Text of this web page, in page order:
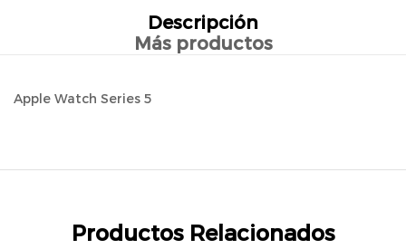
Descripción
Más productos
Apple Watch Series 5
Productos Relacionados